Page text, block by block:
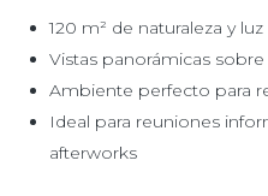
120 m² de naturaleza y luz
Vistas panorámicas sobre
Ambiente perfecto para
Ideal para reuniones
afterworks